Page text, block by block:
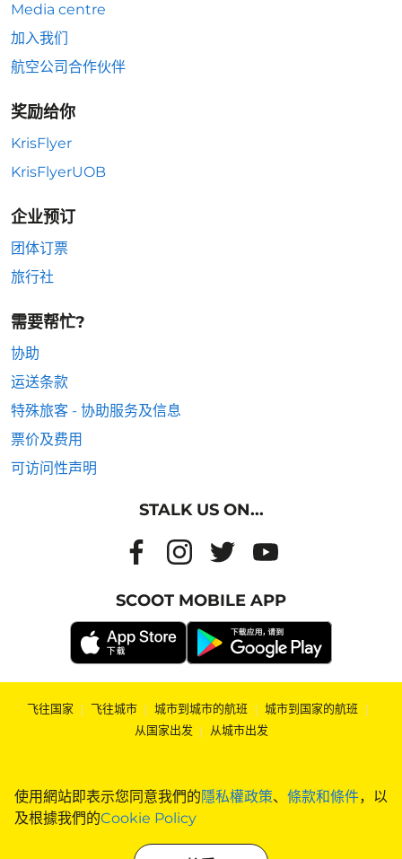
使用網站即表示您同意我們的隱私權政策、 條款和條件，以
及根據我們的Cookie Policy
Media centre
加入我们
航空公司合作伙伴
奖励给你
KrisFlyer
KrisFlyerUOB
企业预订
团体订票
旅行社
需要帮忙?
协助
运送条款
特殊旅客 - 协助服务及信息
票价及费用
可访问性声明
STALK US ON...
SCOOT MOBILE APP
飞往国家 | 飞往城市 | 城市到城市的航班 | 城市到国家的航班 |
从国家出发 | 从城市出发